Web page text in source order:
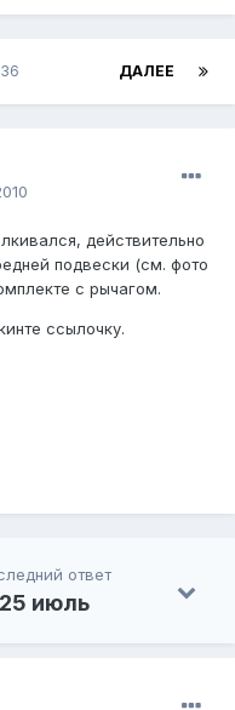
ДАЛЕЕ
действительно
подвески (см. фото
с рычагом.
ссылочку.
ответ
25 июль